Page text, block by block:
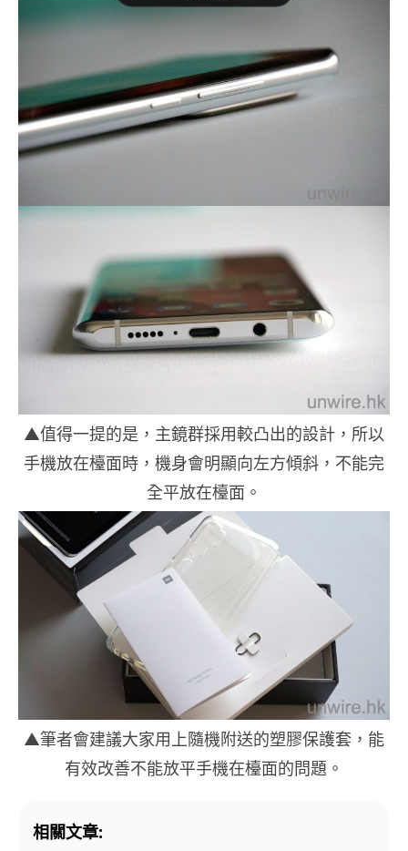
▲值得一提的是，主鏡群採用較凸出的設計，所以
手機放在檯面時，機身會明顯向左方傾斜，不能完
全平放在檯面。
▲筆者會建議大家用上隨機附送的塑膠保護套，能
有效改善不能放平手機在檯面的問題。
相關文章: